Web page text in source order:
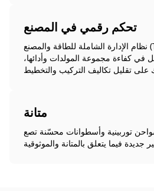
تحكم رقمي في المصنع
نظام الإدارة الشاملة للطاقة والمصنع (TPEM) يتيح لك التحكم
في كفاءة مجموعة المولدات وأدائها،
متانة
توربينية وأسطوانات محسّنة تصع